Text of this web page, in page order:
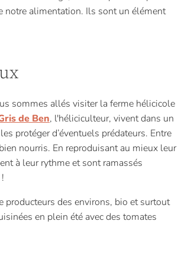
notre alimentation. Ils sont un élément
sommes allés visiter la ferme hélicicole
de Ben, l'héliciculteur, vivent dans un
protéger d’éventuels prédateurs. Entre
nourris. En reproduisant au mieux leur
à leur rythme et sont ramassés
producteurs des environs, bio et surtout
en plein été avec des tomates